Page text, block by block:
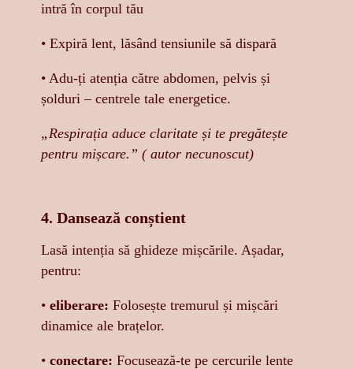
intră în corpul tău
• Expiră lent, lăsând tensiunile să dispară
• Adu-ți atenția către abdomen, pelvis și
șolduri – centrele tale energetice.
„Respirația aduce claritate și te pregătește
pentru mișcare.” ( autor necunoscut)
4. Dansează conștient
Lasă intenția să ghideze mișcările. Așadar,
pentru:
• eliberare: Folosește tremurul și mișcări
dinamice ale brațelor.
• conectare: Focusează-te pe cercurile lente